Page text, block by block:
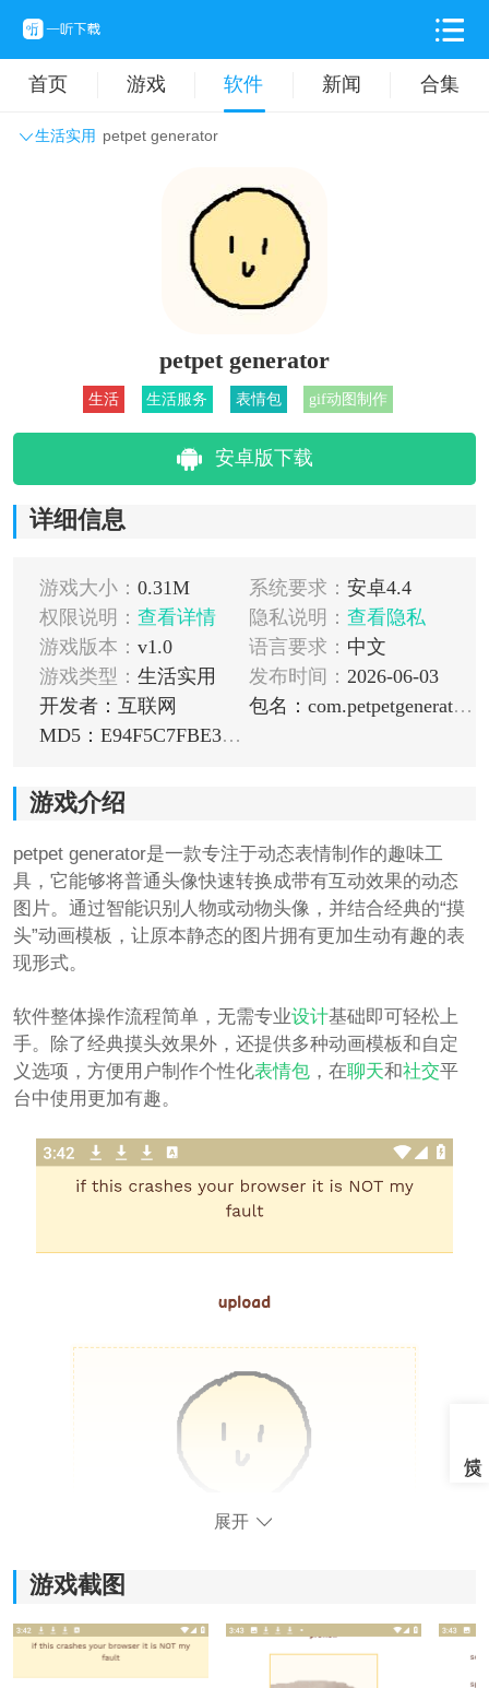
首页 游戏 软件 新闻 合集
生活实用 petpet generator
拍摄美化 时尚购物
petpet generator
生活 生活服务 表情包 gif动图制作
安卓版下载
详细信息
游戏大小： 0.31M 系统要求： 安卓4.4
权限说明： 查看详情 隐私说明： 查看隐私
游戏版本： v1.0 语言要求： 中文
游戏类型： 生活实用 发布时间： 2026-06-03
开发者：互联网
包名：com.petpetgenerator.android
MD5：E94F5C7FBE3EC5C3E2970E0D721A4E23
游戏介绍
petpet generator是一款专注于动态表情制作的趣味工
具，它能够将普通头像快速转换成带有互动效果的动态
图片。通过智能识别人物或动物头像，并结合经典的“摸
头”动画模板，让原本静态的图片拥有更加生动有趣的表
现形式。
软件整体操作流程简单，无需专业设计基础即可轻松上
手。除了经典摸头效果外，还提供多种动画模板和自定
义选项，方便用户制作个性化表情包，在聊天和社交平
台中使用更加有趣。
展开
游戏截图